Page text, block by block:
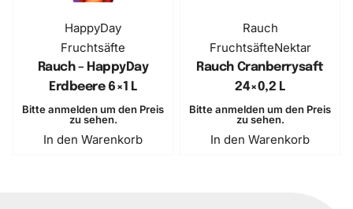
HappyDay
Fruchtsäfte
Rauch – HappyDay
Erdbeere 6×1 L
Bitte anmelden um den Preis
zu sehen.
In den Warenkorb
Rauch
FruchtsäfteNektar
Rauch Cranberrysaft
24×0,2 L
Bitte anmelden um den Preis
zu sehen.
In den Warenkorb